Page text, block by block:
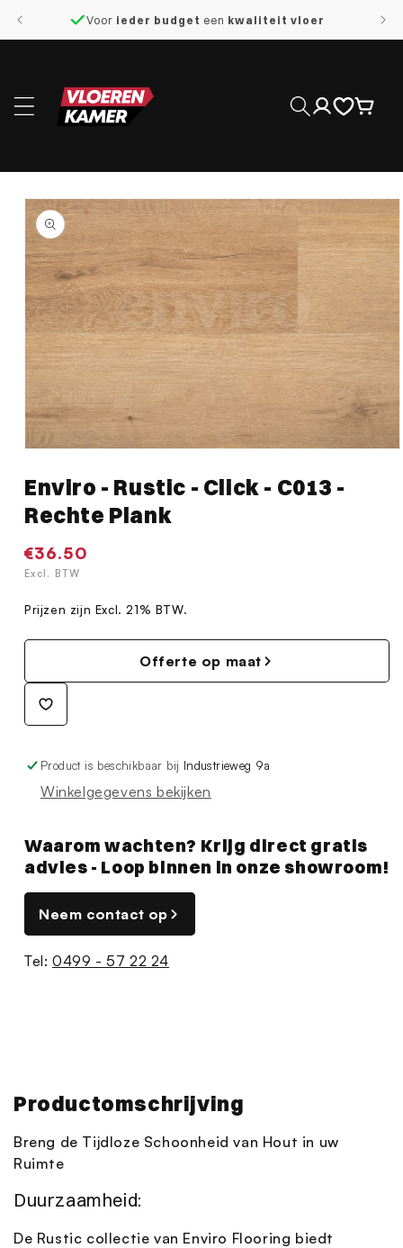
naar de
Voor ieder budget een kwaliteit vloer
Inloggen
direct naar
openen
modaal
Enviro - Rustic - Click - C013 -
Rechte Plank
Normale
prijs
€36.50
Excl. BTW
Prijzen zijn Excl. 21% BTW.
Offerte op maat
Product is beschikbaar bij Industrieweg 9a
Winkelgegevens bekijken
Waarom wachten? Krijg direct gratis
advies - Loop binnen in onze showroom!
Neem contact op
Tel:0499 - 57 22 24
Productomschrijving
Breng de Tijdloze Schoonheid van Hout in uw
Ruimte
Duurzaamheid:
De Rustic collectie van Enviro Flooring biedt